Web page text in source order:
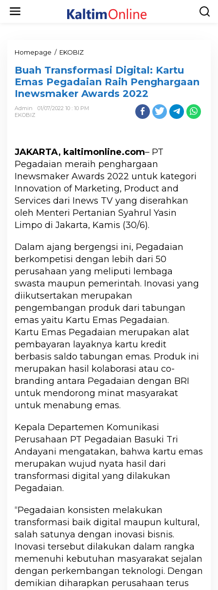
Homepage / EKOBIZ
Buah Transformasi Digital: Kartu
Emas Pegadaian Raih Penghargaan
Inewsmaker Awards 2022
Admin
01/07/2022 10 : 10 PM
EKOBIZ
JAKARTA, kaltimonline.com– PT
Pegadaian meraih penghargaan
Inewsmaker Awards 2022 untuk kategori
Innovation of Marketing, Product and
Services dari Inews TV yang diserahkan
oleh Menteri Pertanian Syahrul Yasin
Limpo di Jakarta, Kamis (30/6).
Dalam ajang bergengsi ini, Pegadaian
berkompetisi dengan lebih dari 50
perusahaan yang meliputi lembaga
swasta maupun pemerintah. Inovasi yang
diikutsertakan merupakan
pengembangan produk dari tabungan
emas yaitu Kartu Emas Pegadaian.
Kartu Emas Pegadaian merupakan alat
pembayaran layaknya kartu kredit
berbasis saldo tabungan emas. Produk ini
merupakan hasil kolaborasi atau co-
branding antara Pegadaian dengan BRI
untuk mendorong minat masyarakat
untuk menabung emas.
Kepala Departemen Komunikasi
Perusahaan PT Pegadaian Basuki Tri
Andayani mengatakan, bahwa kartu emas
merupakan wujud nyata hasil dari
transformasi digital yang dilakukan
Pegadaian.
“Pegadaian konsisten melakukan
transformasi baik digital maupun kultural,
salah satunya dengan inovasi bisnis.
Inovasi tersebut dilakukan dalam rangka
memenuhi kebutuhan masyarakat sejalan
dengan perkembangan teknologi. Dengan
demikian diharapkan perusahaan terus